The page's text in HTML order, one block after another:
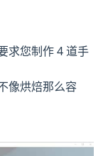
求您制作 4 道手
像烘焙那么容